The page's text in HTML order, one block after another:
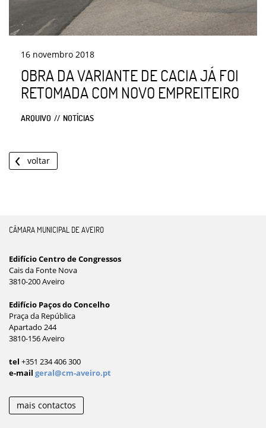
16 novembro 2018
OBRA DA VARIANTE DE CACIA JÁ FOI
RETOMADA COM NOVO EMPREITEIRO
ARQUIVO NOTÍCIAS
voltar
CÂMARA MUNICIPAL DE AVEIRO
Edifício Centro de Congressos
Cais da Fonte Nova
3810-200 Aveiro
Edifício Paços do Concelho
Praça da República
Apartado 244
3810-156 Aveiro
tel +351 234 406 300
e-mail geral@cm-aveiro.pt
mais contactos